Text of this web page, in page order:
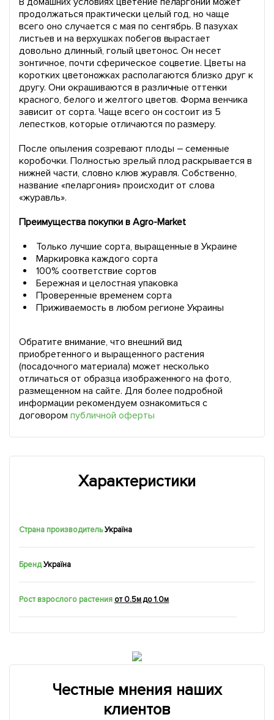
продолжаться практически целый год, но чаще
всего оно случается с мая по сентябрь. В пазухах
листьев и на верхушках побегов вырастает
довольно длинный, голый цветонос. Он несет
зонтичное, почти сферическое соцветие. Цветы на
коротких цветоножках располагаются близко друг к
другу. Они окрашиваются в различные оттенки
красного, белого и желтого цветов. Форма венчика
зависит от сорта. Чаще всего он состоит из 5
лепестков, которые отличаются по размеру.
После опыления созревают плоды – семенные
коробочки. Полностью зрелый плод раскрывается в
нижней части, словно клюв журавля. Собственно,
название «пеларгония» происходит от слова
«журавль».
Преимущества покупки в Agro-Market
Только лучшие сорта, выращенные в Украине
Маркировка каждого сорта
100% соответствие сортов
Бережная и целостная упаковка
Проверенные временем сорта
Приживаемость в любом регионе Украины
Обратите внимание, что внешний вид
приобретенного и выращенного растения
(посадочного материала) может несколько
отличаться от образца изображенного на фото,
размещенном на сайте. Для более подробной
информации рекомендуем ознакомиться с
договором публичной оферты
Характеристики
Страна производитель Україна
БрендУкраїна
Рост взрослого растения от 0.5м до 1.0м
Честные мнения наших
клиентов